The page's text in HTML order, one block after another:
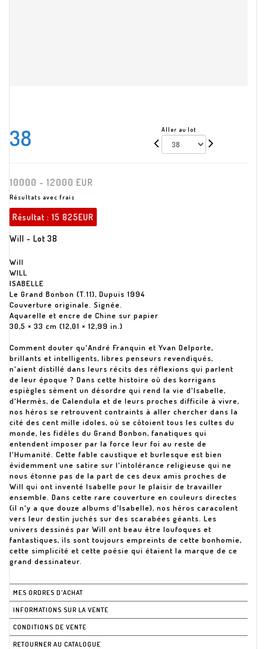
38 Aller au lot
10000 - 12000 EUR
Résultats avec frais
Résultat : 15 825EUR
Will - Lot 38
Will
WILL
ISABELLE
Le Grand Bonbon (T.11), Dupuis 1994
Couverture originale. Signée.
Aquarelle et encre de Chine sur papier
30,5 × 33 cm (12,01 × 12,99 in.)
Comment douter qu'André Franquin et Yvan Delporte,
brillants et intelligents, libres penseurs revendiqués,
n'aient distillé dans leurs récits des réflexions qui parlent
de leur époque ? Dans cette histoire où des korrigans
espiègles sèment un désordre qui rend la vie d'Isabelle,
d'Hermès, de Calendula et de leurs proches difficile à vivre,
nos héros se retrouvent contraints à aller chercher dans la
cité des cent mille idoles, où se côtoient tous les cultes du
monde, les fidèles du Grand Bonbon, fanatiques qui
entendent imposer par la force leur foi au reste de
l'Humanité. Cette fable caustique et burlesque est bien
évidemment une satire sur l'intolérance religieuse qui ne
nous étonne pas de la part de ces deux amis proches de
Will qui ont inventé Isabelle pour le plaisir de travailler
ensemble. Dans cette rare couverture en couleurs directes
(il n'y a que douze albums d'Isabelle), nos héros caracolent
vers leur destin juchés sur des scarabées géants. Les
univers dessinés par Will ont beau être loufoques et
fantastiques, ils sont toujours empreints de cette bonhomie,
cette simplicité et cette poésie qui étaient la marque de ce
grand dessinateur.
MES ORDRES D'ACHAT
INFORMATIONS SUR LA VENTE
CONDITIONS DE VENTE
RETOURNER AU CATALOGUE